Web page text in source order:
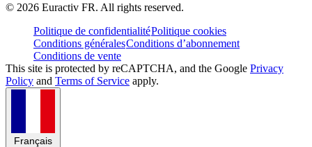
© 2026 Euractiv FR. All rights reserved.
Politique de confidentialitéPolitique cookies
Conditions généralesConditions d’abonnement
Conditions de vente
This site is protected by reCAPTCHA, and the Google Privacy
Policy and Terms of Service apply.
Français